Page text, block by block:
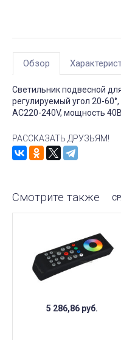
Обзор
Светильник подвесной
регулируемый угол 20-
AC220-240V, мощность
РАССКАЗАТЬ ДРУЗЬЯМ!
Смотрите также
5 286,86 руб.